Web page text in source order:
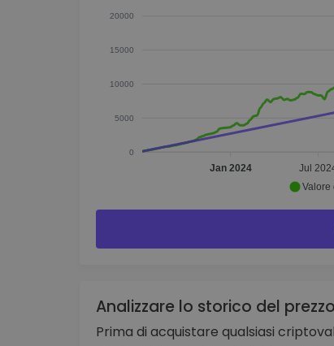
20000
15000
10000
5000
0
Jan 2024 Jul
Valore
Analizzare lo storico del
Prima di acquistare qualsiasi